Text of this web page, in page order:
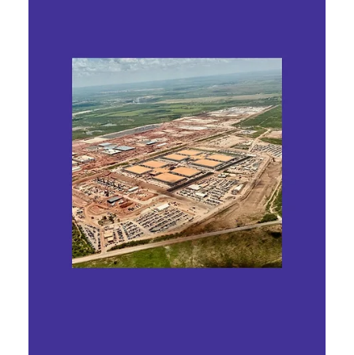
Катерина Мещерякова
25 лют.
Читати 7 хв
Україна будує власну LLM: що це
означає для держави й індустрії